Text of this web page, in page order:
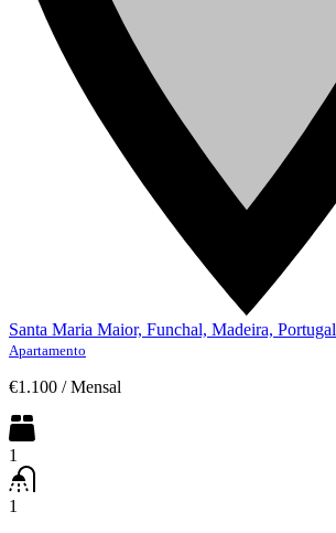
Santa Maria Maior, Funchal, Madeira, Portugal
Apartamento
€1.100 / Mensal
1
1